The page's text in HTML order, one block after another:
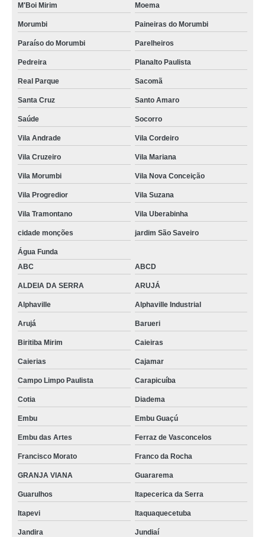
M'Boi Mirim Moema
Morumbi Paineiras do Morumbi
Paraíso do Morumbi Parelheiros
Pedreira Planalto Paulista
Real Parque Sacomã
Santa Cruz Santo Amaro
Saúde Socorro
Vila Andrade Vila Cordeiro
Vila Cruzeiro Vila Mariana
Vila Morumbi Vila Nova Conceição
Vila Progredior Vila Suzana
Vila Tramontano Vila Uberabinha
cidade monções jardim São Saveiro
Água Funda
ABC
ABCD
ALDEIA DA SERRA ARUJÁ
Alphaville Alphaville Industrial
Arujá Barueri
Biritiba Mirim Caieiras
Caierias Cajamar
Campo Limpo Paulista Carapicuíba
Cotia Diadema
Embu Embu Guaçú
Embu das Artes Ferraz de Vasconcelos
Francisco Morato Franco da Rocha
GRANJA VIANA Guararema
Guarulhos Itapecerica da Serra
Itapevi Itaquaquecetuba
Jandira Jundiaí